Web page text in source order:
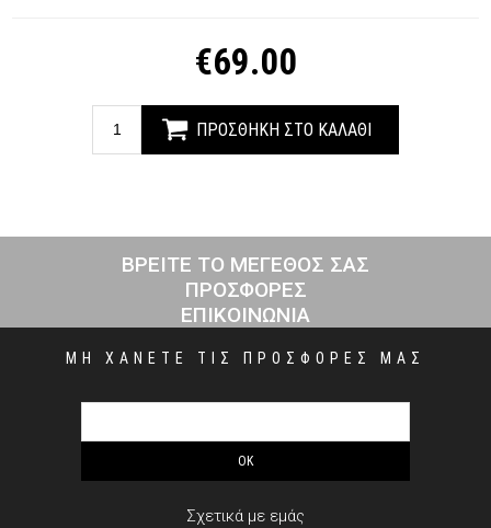
€69.00
ΒΡΕΙΤΕ ΤΟ ΜΕΓΕΘΟΣ ΣΑΣ
ΠΡΟΣΦΟΡΕΣ
ΕΠΙΚΟΙΝΩΝΙΑ
ΜΗ ΧΑΝΕΤΕ ΤΙΣ ΠΡΟΣΦΟΡΕΣ ΜΑΣ
ΠΛΗΡΟΦΟΡΙΕΣ
Σχετικά με εμάς